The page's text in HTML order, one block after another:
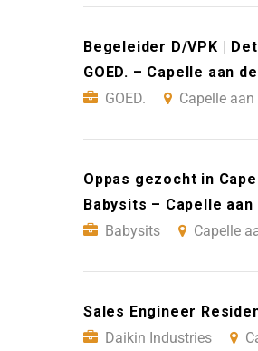
Begeleider D/VPK |
GOED. – Capelle aan
GOED.
Capelle aan
Oppas gezocht in
Babysits – Capelle aan
Babysits
Capelle
Sales Engineer
Daikin Industries